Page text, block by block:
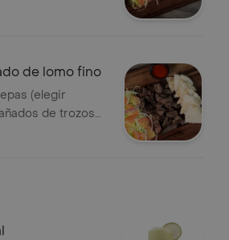
carbón,
de lomo fino
(elegir
de trozos
al carbón,